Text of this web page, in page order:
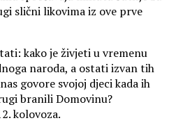
slični likovima iz ove prve
kako je živjeti u vremenu
naroda, a ostati izvan tih
govore svojoj djeci kada ih
branili Domovinu?
kolovoza.